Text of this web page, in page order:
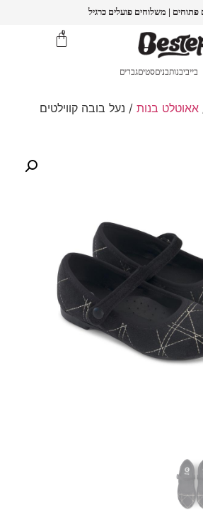
פתוחים | משלוחים פועלים כרגיל
0
בייביבנותבניםסטיםגברים
אאוטלט בנות / נעל בובה קווילטים